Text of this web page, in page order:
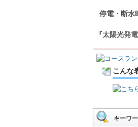
停電・断水
『太陽光発
こんな
キーワ